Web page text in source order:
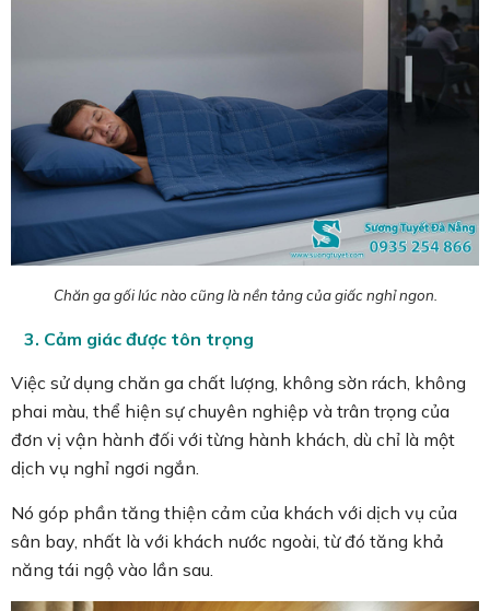
Chăn ga gối lúc nào cũng là nền tảng của giấc nghỉ ngon.
3. Cảm giác được tôn trọng
Việc sử dụng chăn ga chất lượng, không sờn rách, không
phai màu, thể hiện sự chuyên nghiệp và trân trọng của
đơn vị vận hành đối với từng hành khách, dù chỉ là một
dịch vụ nghỉ ngơi ngắn.
Nó góp phần tăng thiện cảm của khách với dịch vụ của
sân bay, nhất là với khách nước ngoài, từ đó tăng khả
năng tái ngộ vào lần sau.